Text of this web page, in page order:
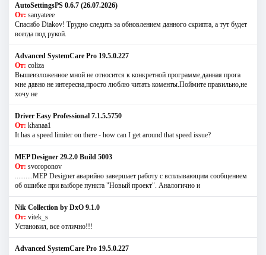
AutoSettingsPS 0.6.7 (26.07.2026)
От: sanyateee
Спасибо Diakov! Трудно следить за обновлением данного скрипта, а тут будет
всегда под рукой.
Advanced SystemCare Pro 19.5.0.227
От: coliza
Вышеизложенное мной не относится к конкретной программе,данная прога
мне давно не интересна,просто люблю читать коменты.Поймите правильно,не
хочу не
Driver Easy Professional 7.1.5.5750
От: khanaa1
It has a speed limiter on there - how can I get around that speed issue?
MEP Designer 29.2.0 Build 5003
От: svoroponov
..........MEP Designer аварийно завершает работу с всплывающим сообщением
об ошибке при выборе пункта "Новый проект". Аналогично и
Nik Collection by DxO 9.1.0
От: vitek_s
Установил, все отлично!!!
Advanced SystemCare Pro 19.5.0.227